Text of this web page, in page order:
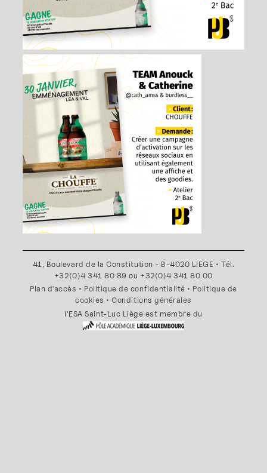
41, Boulevard de la Constitution - B-4020 LIEGE • Tél.
+32(0)4 341 80 89 ou +32(0)4 341 80 00
Plan d'accès • Politique de confidentialité • Politique de
cookies •Conditions générales
l'ESA Saint-Luc Liège est membre du